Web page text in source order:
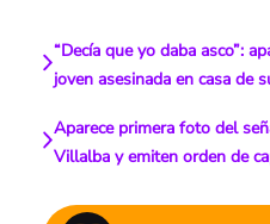
“Decía que yo daba asco”:
joven asesinada en casa de
Aparece primera foto del
Villalba y emiten orden de